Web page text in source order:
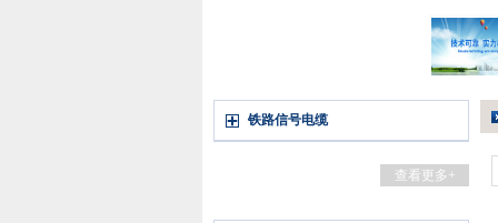
铁路信号电缆
查看更多+